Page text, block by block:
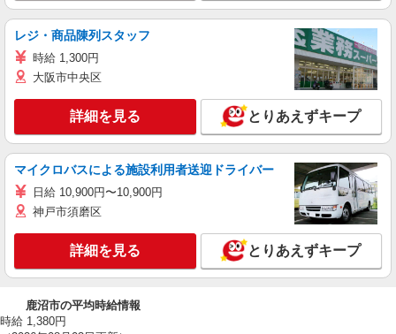
レジ・商品陳列スタッフ
時給 1,300円
大阪市中央区
詳細を見る とりあえずキープ
マイクロバスによる施設利用者送迎ドライバー
日給 10,900円〜10,900円
神戸市須磨区
詳細を見る とりあえずキープ
鹿沼市の平均時給情報
時給 1,380円